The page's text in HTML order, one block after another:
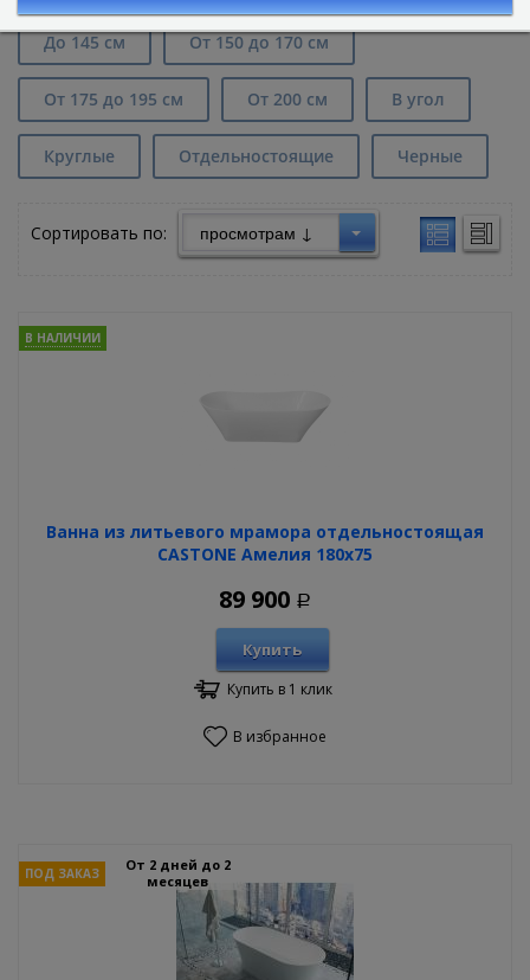
До 145 см От 150 до 170 см
От 175 до 195 см От 200 см В угол
Круглые Отдельностоящие Черные
Сортировать по:
Ванна из литьевого мрамора отдельностоящая
CASTONE Амелия 180х75
В НАЛИЧИИ
89 900 Р
Купить
Купить в 1 клик
В избранное
ПОД ЗАКАЗ
От 2 дней до 2
месяцев